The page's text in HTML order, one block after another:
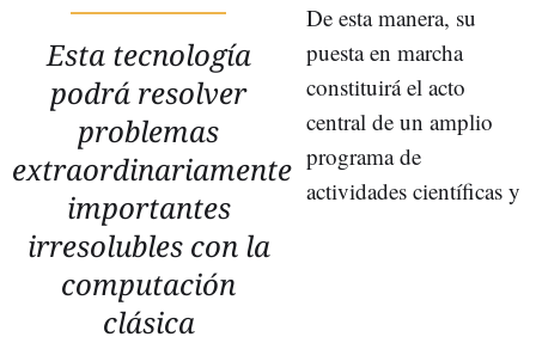
Esta tecnología
podrá resolver
problemas
extraordinariamente
importantes
irresolubles con la
computación
clásica
De esta manera, su
puesta en marcha
constituirá el acto
central de un amplio
programa de
actividades científicas y